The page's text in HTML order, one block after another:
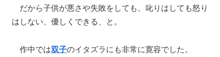
だから子供が悪さや失敗をしても、叱りはしても怒り
はしない、優しくできる、と。
作中では双子のイタズラにも非常に寛容でした。